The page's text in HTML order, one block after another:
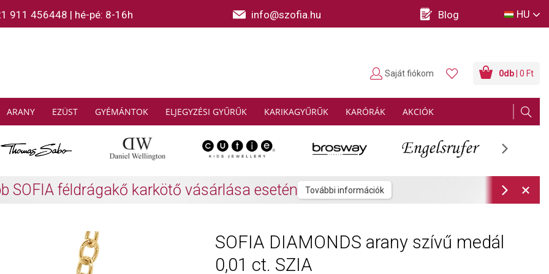
911 456448 | hé-pé: 8-16h info@szofia.hu Blog HU
ARANY EZÜST GYÉMÁNTOK ELJEGYZÉSI GYŰRŰK KARIKAGYŰRŰK KARÓRÁK AKCIÓK
0db | 0 Ft
Saját fiókom
SABO: Gyűjtsön és spóroljon További információk
SOFIA DIAMONDS arany szívű medál
0,01 ct. SZIA